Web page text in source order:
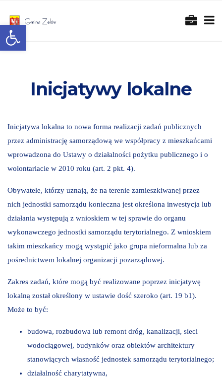
Otwórz pasek narzędzi
Inicjatywy lokalne
Inicjatywa lokalna to nowa forma realizacji zadań publicznych
przez administrację samorządową we współpracy z mieszkańcami
wprowadzona do Ustawy o działalności pożytku publicznego i o
wolontariacie w 2010 roku (art. 2 pkt. 4).
Obywatele, którzy uznają, że na terenie zamieszkiwanej przez
nich jednostki samorządu konieczna jest określona inwestycja lub
działania występują z wnioskiem w tej sprawie do organu
wykonawczego jednostki samorządu terytorialnego. Z wnioskiem
takim mieszkańcy mogą wystąpić jako grupa nieformalna lub za
pośrednictwem lokalnej organizacji pozarządowej.
Zakres zadań, które mogą być realizowane poprzez inicjatywę
lokalną został określony w ustawie dość szeroko (art. 19 b1).
Może to być:
budowa, rozbudowa lub remont dróg, kanalizacji, sieci
wodociągowej, budynków oraz obiektów architektury
stanowiących własność jednostek samorządu terytorialnego;
działalność charytatywna,